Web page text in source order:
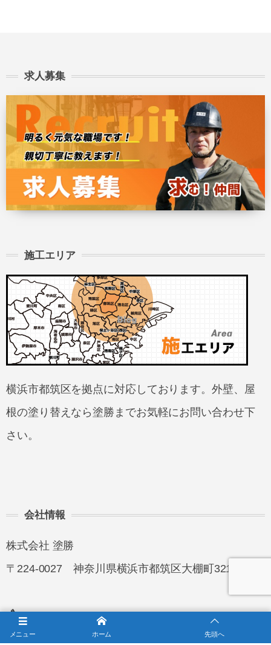
求人募集
施工エリア
横浜市都筑区を拠点に対応しております。外壁、屋
根の塗り替えなら塗勝までお気軽にお問い合わせ下
さい。
会社情報
株式会社 塗勝
〒224-0027 神奈川県横浜市都筑区大棚町321-4
0120-721-116
※営業電話は固くお断り致します。
メニュー ホーム 先頭へ